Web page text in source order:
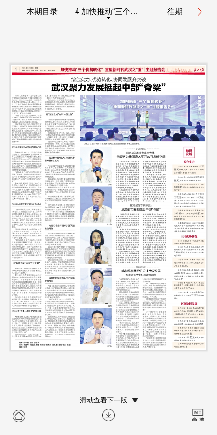
滑动查看下一版
本期目录 4 加快推动“三个优势转化” 重塑新时代武汉之“重” 主题报告会 往期